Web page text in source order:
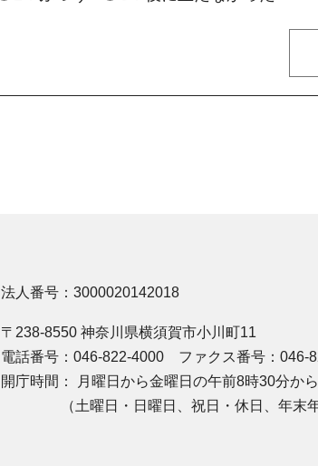
法人番号：3000020142018
〒238-8550 神奈川県横須賀市小川町11
電話番号：046-822-4000 ファクス番号：046-
開庁時間：
月曜日から金曜日の午前8時30分か
（土曜日・日曜日、祝日・休日、年末